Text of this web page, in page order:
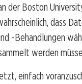
der Boston
dass
-Behandlungen
werden
einfach